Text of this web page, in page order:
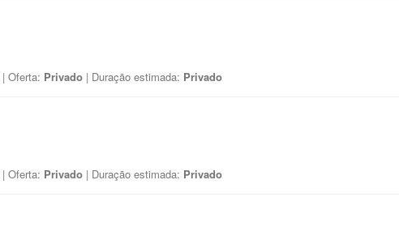
| Oferta: Privado | Duração estimada: Privado
| Oferta: Privado | Duração estimada: Privado